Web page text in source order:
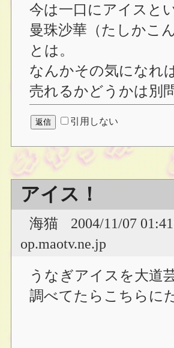
今は一口にアイスと
曼珠沙華（たしかこ
とは。
なんかその気になれ
売れるかどうかは別
引用しない
アイス！
海猫 2004/11/07
op.maotv.ne.jp
うなぎアイスを大道
調べてたらこちらに